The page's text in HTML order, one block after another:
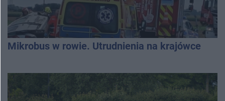
Mikrobus w rowie. Utrudnienia na krajówce